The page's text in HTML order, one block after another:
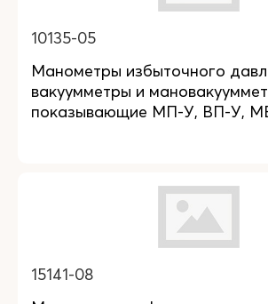
10135-05
Манометры избыточного
вакуумметры и
показывающие МП-У, ВП-У,
15141-08